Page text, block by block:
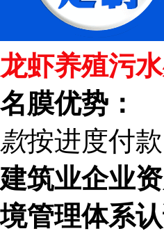
龙虾养殖污
名膜优势：
款按进度付款
建筑业企业
境管理体系